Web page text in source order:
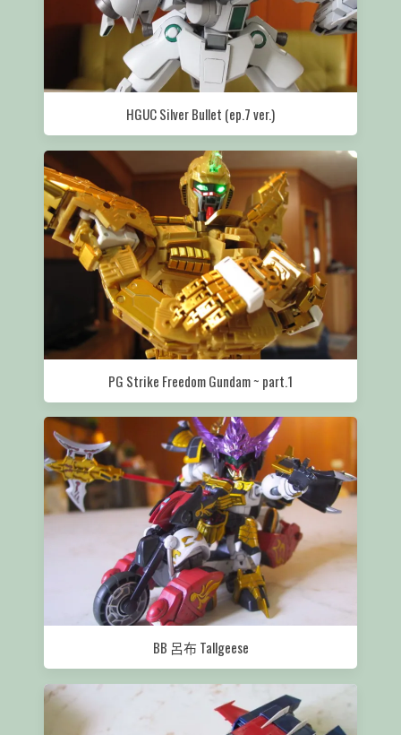
HGUC Silver Bullet (ep.7 ver.)
PG Strike Freedom Gundam ~ part.1
BB 呂布 Tallgeese